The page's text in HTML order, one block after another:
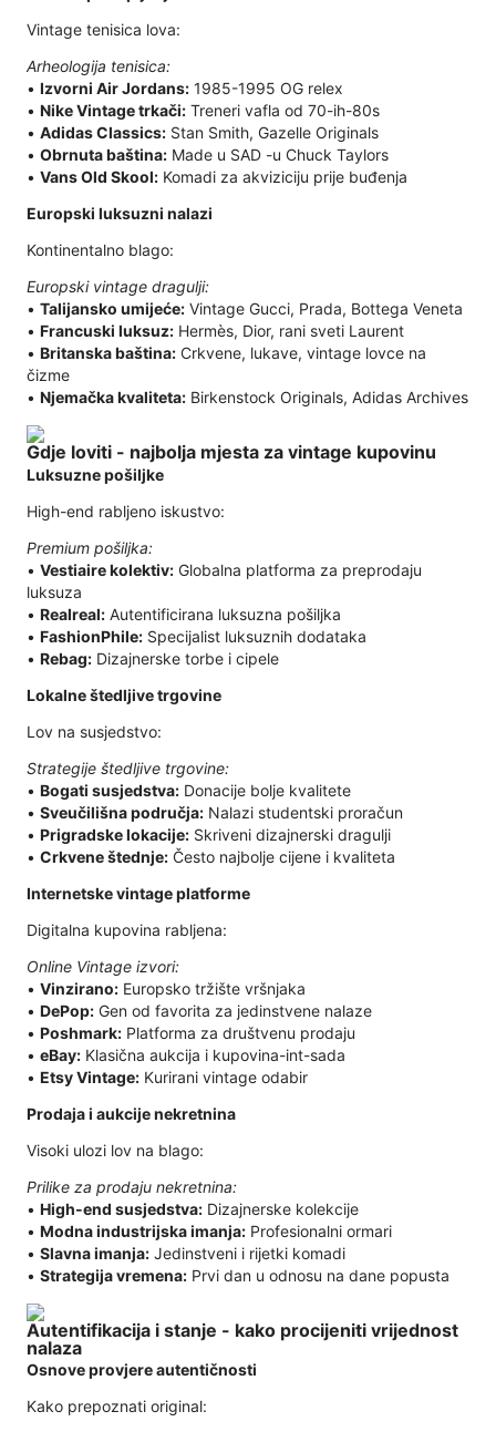
Vintage tenisica lova:
Arheologija tenisica:
• Izvorni Air Jordans: 1985-1995 OG relex
• Nike Vintage trkači: Treneri vafla od 70-ih-80s
• Adidas Classics: Stan Smith, Gazelle Originals
• Obrnuta baština: Made u SAD -u Chuck Taylors
• Vans Old Skool: Komadi za akviziciju prije buđenja
Europski luksuzni nalazi
Kontinentalno blago:
Europski vintage dragulji:
• Talijansko umijeće: Vintage Gucci, Prada, Bottega Veneta
• Francuski luksuz: Hermès, Dior, rani sveti Laurent
• Britanska baština: Crkvene, lukave, vintage lovce na
čizme
• Njemačka kvaliteta: Birkenstock Originals, Adidas Archives
Gdje loviti - najbolja mjesta za vintage kupovinu
Luksuzne pošiljke
High-end rabljeno iskustvo:
Premium pošiljka:
• Vestiaire kolektiv: Globalna platforma za preprodaju
luksuza
• Realreal: Autentificirana luksuzna pošiljka
• FashionPhile: Specijalist luksuznih dodataka
• Rebag: Dizajnerske torbe i cipele
Lokalne štedljive trgovine
Lov na susjedstvo:
Strategije štedljive trgovine:
• Bogati susjedstva: Donacije bolje kvalitete
• Sveučilišna područja: Nalazi studentski proračun
• Prigradske lokacije: Skriveni dizajnerski dragulji
• Crkvene štednje: Često najbolje cijene i kvaliteta
Internetske vintage platforme
Digitalna kupovina rabljena:
Online Vintage izvori:
• Vinzirano: Europsko tržište vršnjaka
• DePop: Gen od favorita za jedinstvene nalaze
• Poshmark: Platforma za društvenu prodaju
• eBay: Klasična aukcija i kupovina-int-sada
• Etsy Vintage: Kurirani vintage odabir
Prodaja i aukcije nekretnina
Visoki ulozi lov na blago:
Prilike za prodaju nekretnina:
• High-end susjedstva: Dizajnerske kolekcije
• Modna industrijska imanja: Profesionalni ormari
• Slavna imanja: Jedinstveni i rijetki komadi
• Strategija vremena: Prvi dan u odnosu na dane popusta
Autentifikacija i stanje - kako procijeniti vrijednost
nalaza
Osnove provjere autentičnosti
Kako prepoznati original: